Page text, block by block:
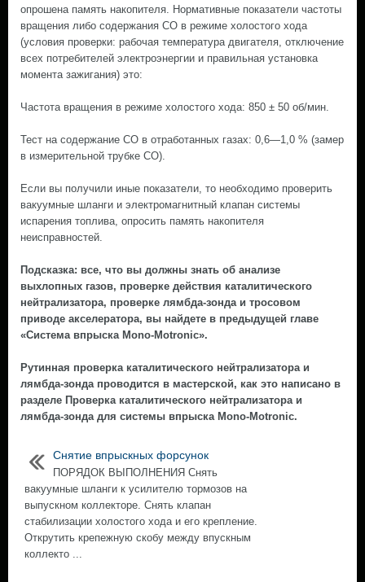
опрошена память накопителя. Нормативные показатели частоты
вращения либо содержания СО в режиме холостого хода
(условия проверки: рабочая температура двигателя, отключение
всех потребителей электроэнергии и правильная установка
момента зажигания) это:
Частота вращения в режиме холостого хода: 850 ± 50 об/мин.
Тест на содержание СО в отработанных газах: 0,6—1,0 % (замер
в измерительной трубке СО).
Если вы получили иные показатели, то необходимо проверить
вакуумные шланги и электромагнитный клапан системы
испарения топлива, опросить память накопителя
неисправностей.
Подсказка: все, что вы должны знать об анализе
выхлопных газов, проверке действия каталитического
нейтрализатора, проверке лямбда-зонда и тросовом
приводе акселератора, вы найдете в предыдущей главе
«Система впрыска Mono-Motronic».
Рутинная проверка каталитического нейтрализатора и
лямбда-зонда проводится в мастерской, как это написано в
разделе Проверка каталитического нейтрализатора и
лямбда-зонда для системы впрыска Mono-Motronic.
Снятие впрыскных форсунок
ПОРЯДОК ВЫПОЛНЕНИЯ Снять
вакуумные шланги к усилителю тормозов на
выпускном коллекторе. Снять клапан
стабилизации холостого хода и его крепление.
Открутить крепежную скобу между впускным
коллекто ...